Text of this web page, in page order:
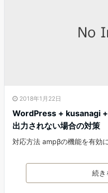
2018年1月22日
WordPress + kusanagi
出力されない場合の対策
対応方法 ampβの機能を有
続き